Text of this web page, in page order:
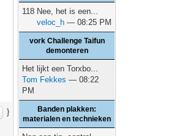
}
118 Nee, het is een...
veloc_h — 08:25 PM
vork Challenge Taifun
demonteren
Het lijkt een Torxbo...
Tom Fekkes — 08:22
PM
Banden plakken:
materialen en technieken